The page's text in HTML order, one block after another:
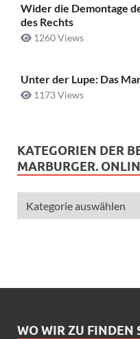
Wider die Demontage
des Rechts
1260 Views
Unter der Lupe: Das
1173 Views
KATEGORIEN DER
MARBURGER.
WO WIR ZU FINDEN